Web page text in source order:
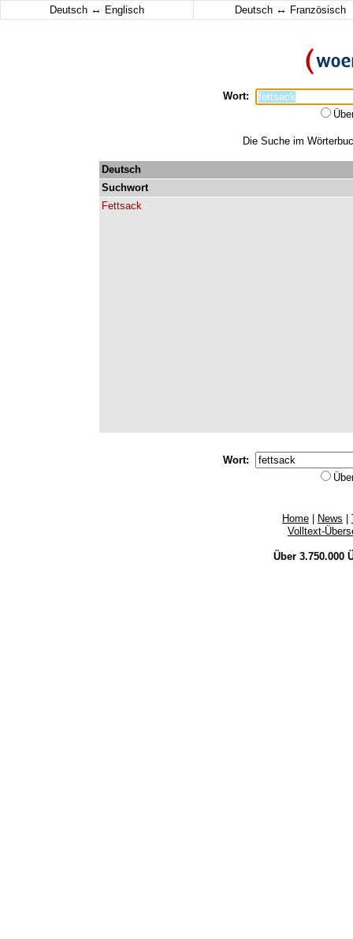
Deutsch ↔ Englisch Deutsch ↔ Französisch
Wort:
Die Suche im
Deutsch
Suchwort
Fettsack
Wort:
Home News
Volltext-
Über 3.750.000